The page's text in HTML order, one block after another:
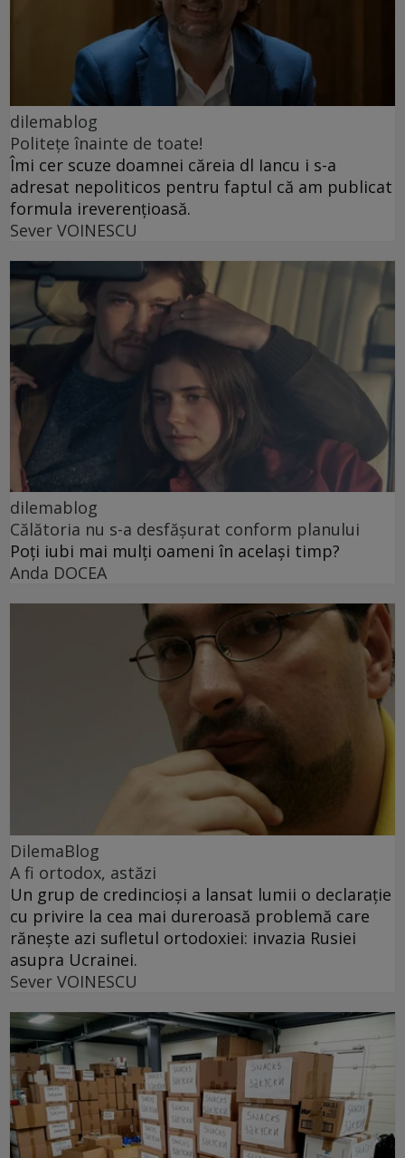
dilemablog
Politețe înainte de toate!
Îmi cer scuze doamnei căreia dl Iancu i s-a
adresat nepoliticos pentru faptul că am publicat
formula ireverențioasă.
Sever VOINESCU
dilemablog
Călătoria nu s-a desfășurat conform planului
Poți iubi mai mulți oameni în același timp?
Anda DOCEA
DilemaBlog
A fi ortodox, astăzi
Un grup de credincioși a lansat lumii o declarație
cu privire la cea mai dureroasă problemă care
rănește azi sufletul ortodoxiei: invazia Rusiei
asupra Ucrainei.
Sever VOINESCU